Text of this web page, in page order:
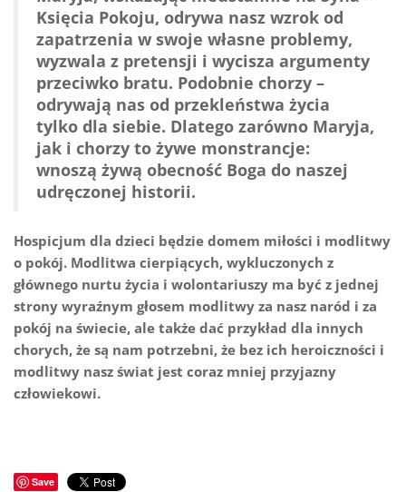
Księcia Pokoju, odrywa nasz wzrok od
zapatrzenia w swoje własne problemy,
wyzwala z pretensji i wycisza argumenty
przeciwko bratu. Podobnie chorzy –
odrywają nas od przekleństwa życia
tylko dla siebie. Dlatego zarówno Maryja,
jak i chorzy to żywe monstrancje:
wnoszą żywą obecność Boga do naszej
udręczonej historii.
Hospicjum dla dzieci będzie domem miłości i modlitwy
o pokój. Modlitwa cierpiących, wykluczonych z
głównego nurtu życia i wolontariuszy ma być z jednej
strony wyraźnym głosem modlitwy za nasz naród i za
pokój na świecie, ale także dać przykład dla innych
chorych, że są nam potrzebni, że bez ich heroiczności i
modlitwy nasz świat jest coraz mniej przyjazny
człowiekowi.
Save